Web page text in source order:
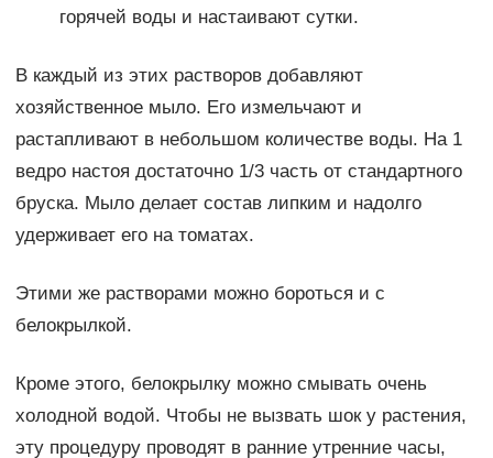
горячей воды и настаивают сутки.
В каждый из этих растворов добавляют
хозяйственное мыло. Его измельчают и
растапливают в небольшом количестве воды. На 1
ведро настоя достаточно 1/3 часть от стандартного
бруска. Мыло делает состав липким и надолго
удерживает его на томатах.
Этими же растворами можно бороться и с
белокрылкой.
Кроме этого, белокрылку можно смывать очень
холодной водой. Чтобы не вызвать шок у растения,
эту процедуру проводят в ранние утренние часы,